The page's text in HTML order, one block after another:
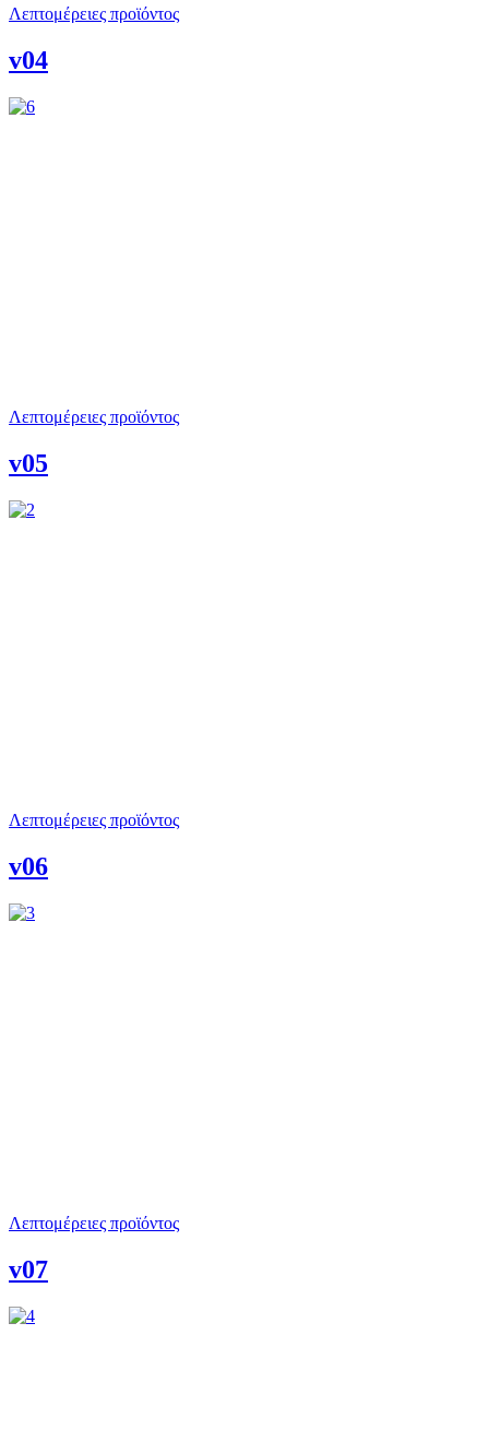
Λεπτομέρειες προϊόντος
v04
Λεπτομέρειες προϊόντος
v05
Λεπτομέρειες προϊόντος
v06
Λεπτομέρειες προϊόντος
v07